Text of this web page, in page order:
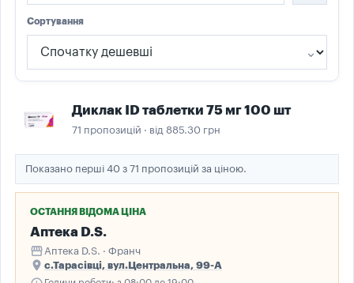
Сортування
Диклак ID таблетки 75 мг 100 шт
71 пропозицій · від 885.30 грн
Показано перші 40 з 71 пропозицій за ціною.
ОСТАННЯ ВІДОМА ЦІНА
Аптека D.S.
storefront Аптека D.S. · Франч
place с.Тарасівці, вул.Центральна, 99-А